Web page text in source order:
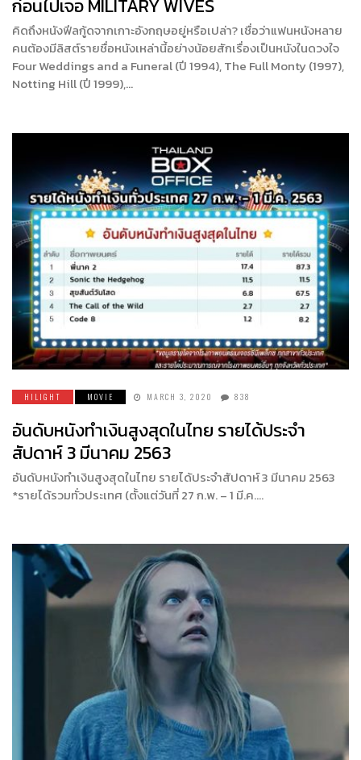
ก่อนไปเจอ MILITARY WIVES
คิดถึงหนังฟีลกู้ดจากเกาะอังกฤษอยู่หรือเปล่า? เชื่อว่าแฟนหนังหลาย
คนต้องมีลิสต์รายชื่อหนังเหล่านี้อย่างน้อยสักเรื่องเป็นหนังในดวงใจ
Four Weddings and a Funeral (ปี 1994), The Full Monty (1997),
Notting Hill (ปี 1999),…
HILIGHT MOVIE MARCH 3, 2020 838
อันดับหนังทำเงินสูงสุดในไทย รายได้ประจำ
สัปดาห์ 3 มีนาคม 2563
อันดับหนังทำเงินสูงสุดในไทย รายได้ประจำสัปดาห์ 3 มีนาคม 2563
*รายได้รวมทั่วประเทศ (ตั้งแต่วันที่ 27 ก.พ. – 1 มี.ค….